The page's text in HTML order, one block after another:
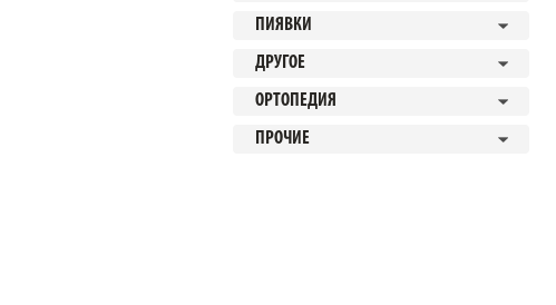
ПИЯВКИ
ДРУГОЕ
ОРТОПЕДИЯ
ПРОЧИЕ